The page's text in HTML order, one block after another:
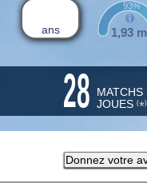
ans 1,93 m
93%
28 MATCHS
JOUES (*)
Donnez votre